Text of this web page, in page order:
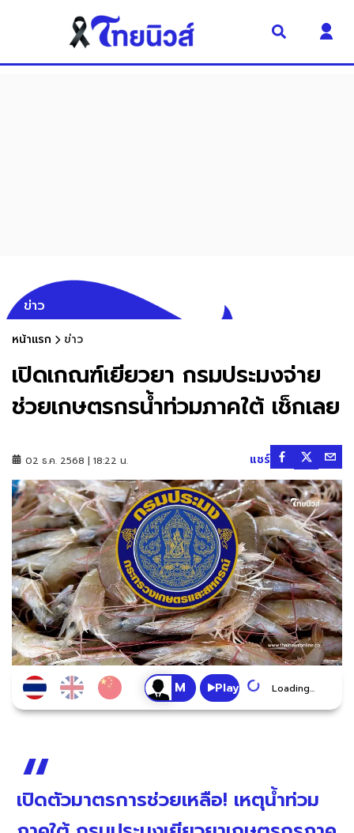
ข่าว
หน้าแรก ข่าว
เปิดเกณฑ์เยียวยา กรมประมงจ่าย
ช่วยเกษตรกรน้ำท่วมภาคใต้ เช็กเลย
02 ธ.ค. 2568 | 18:22 น. แชร์
Play Loading...
เปิดตัวมาตรการช่วยเหลือ! เหตุน้ำท่วม